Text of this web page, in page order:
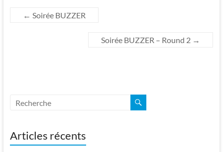
← Soirée BUZZER
Soirée BUZZER – Round 2 →
Articles récents